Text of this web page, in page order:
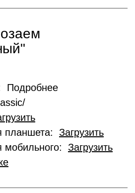
Подробнее
планшета: Загрузить
мобильного: Загрузить